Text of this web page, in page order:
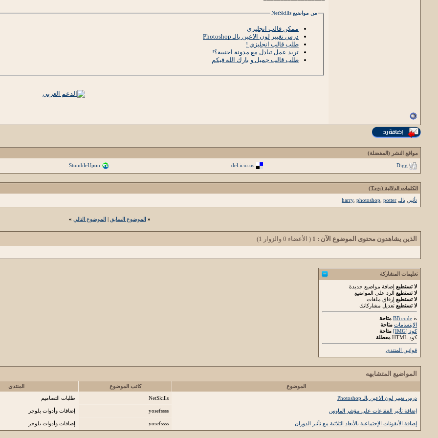
من مواضيع NetSkills
ممكن قالب انجليزي
درس تغيير لون الاعين بالـ Photoshop
طلب قالب انجليزي !
تريد عمل تبادل مع مدونة اجنبية؟!
طلب قالب جميل و بارك الله فيكم
مواقع النشر (المفضلة)
Digg
del.icio.us
StumbleUpon
الكلمات الدلالية (Tags)
تأثير
بالـ harry, photoshop potter
« الموضوع السابق | الموضوع التالي »
الذين يشاهدون محتوى الموضوع الآن : 1 ( الأعضاء 0 والزوار 1)
تعليمات المشاركة
لا تستطيع إضافة مواضيع جديدة
لا تستطيع الرد على المواضيع
لا تستطيع إرفاق ملفات
لا تستطيع تعديل مشاركاتك
BB code is
متاحة
الابتسامات متاحة
كود [IMG]
متاحة
كود HTML
معطلة
قوانين المنتدى
المواضيع المتشابهه
الموضوع كاتب الموضوع المنتدى
درس تغيير لون الاعين بالـ Photoshop
NetSkills طلبات التصاميم
إضافة تأثير الفقاعات على مؤشر الماوس yosefssss إضافات وأدوات بلوجر
إضافة الأيقونات الإجتماعية بالأبعاد الثلاثية مع تأثير الدوران yosefssss إضافات وأدوات بلوجر